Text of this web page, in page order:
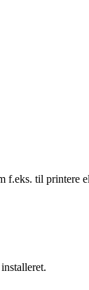
f.eks. til printere